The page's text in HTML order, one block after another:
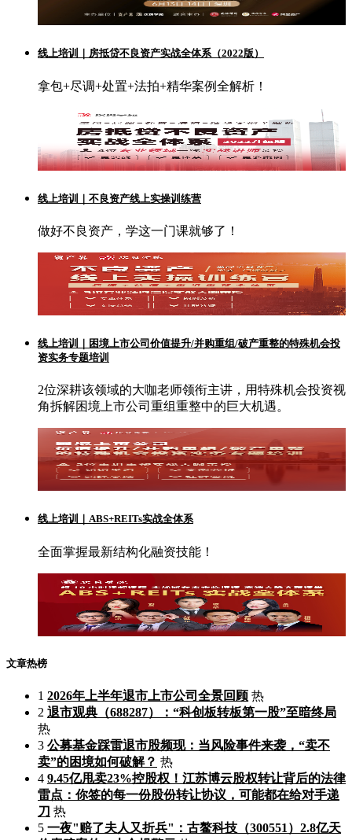
线上培训｜房抵贷不良资产实战全体系（2022版）
拿包+尽调+处置+法拍+精华案例全解析！
线上培训｜不良资产线上实操训练营
做好不良资产，学这一门课就够了！
线上培训｜困境上市公司价值提升/并购重组/破产重整的特殊机会投
资实务专题培训
2位深耕该领域的大咖老师领衔主讲，用特殊机会投资视
角拆解困境上市公司重组重整中的巨大机遇。
线上培训｜ABS+REITs实战全体系
全面掌握最新结构化融资技能！
文章热榜
1 2026年上半年退市上市公司全景回顾 热
2 退市观典（688287）：“科创板转板第一股”至暗终局
热
3 公募基金踩雷退市股频现：当风险事件来袭，“卖不
卖”的困境如何破解？ 热
4 9.45亿甩卖23%控股权！江苏博云股权转让背后的法律
雷点：你签的每一份股份转让协议，可能都在给对手递
刀 热
5 一夜"赔了夫人又折兵"：古鳌科技（300551）2.8亿天